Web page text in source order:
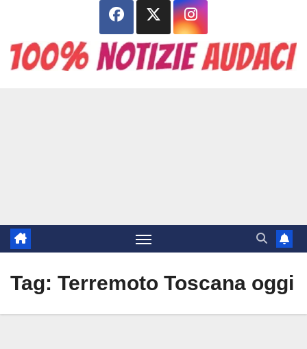
contenuto
Tag: Terremoto Toscana oggi